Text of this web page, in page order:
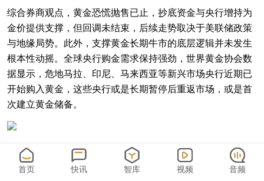
综合券商观点，黄金恐慌抛售已止，抄底资金与央行增持为
金价提供支撑，但回调未结束，后续走势取决于美联储政策
与地缘局势。此外，支撑黄金长期牛市的底层逻辑并未发生
根本性动摇。全球央行购金需求保持强劲，世界黄金协会数
据显示，危地马拉、印尼、马来西亚等新兴市场央行近期已
开始购入黄金，这些央行或是长期暂停后重返市场，或是首
次建立黄金储备。
（声明：文章内容仅供参考，不构成投资建议。投资者据此
操作，风险自担。）
首页 快讯 智库 视频 音频